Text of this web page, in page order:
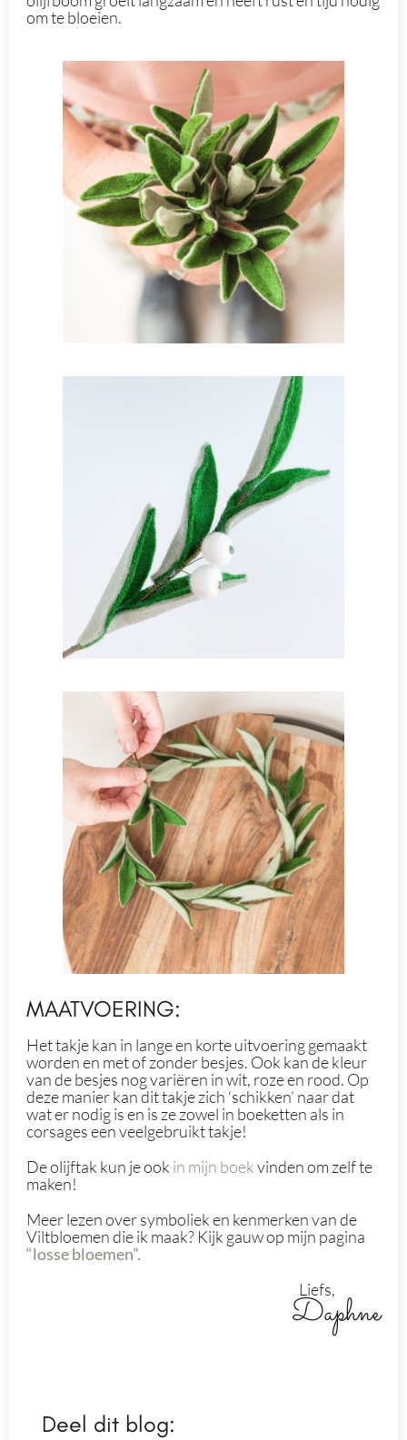
om te bloeien.
MAATVOERING:
Het takje kan in lange en korte uitvoering gemaakt
worden en met of zonder besjes. Ook kan de kleur
van de besjes nog variëren in wit, roze en rood. Op
deze manier kan dit takje zich ‘schikken’ naar dat
wat er nodig is en is ze zowel in boeketten als in
corsages een veelgebruikt takje!
De olijftak kun je ook in mijn boekvinden om zelf te
maken!
Meer lezen over symboliek en kenmerken van de
Viltbloemen die ik maak? Kijk gauw op mijn pagina
“losse bloemen”.
Liefs,
Daphne
Deel dit blog: